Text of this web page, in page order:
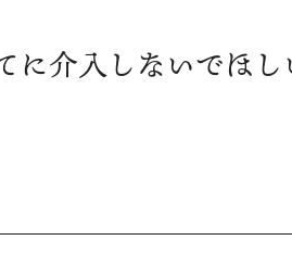
に介入しないでほ